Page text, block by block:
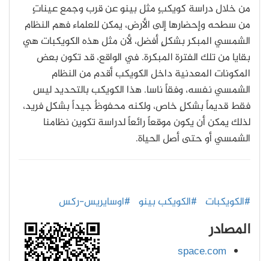
من خلال دراسة كويكبٍ مثل بينو عن قرب وجمع عيناتٍ
من سطحه وإحضارها إلى الأرض، يمكن للعلماء فهم النظام
الشمسي المبكر بشكلٍ أفضل، لأن مثل هذه الكويكبات هي
بقايا من تلك الفترة المبكرة. في الواقع، قد تكون بعض
المكونات المعدنية داخل الكويكب أقدم من النظام
الشمسي نفسه، وفقاً ناسا. هذا الكويكب بالتحديد ليس
فقط قديماً بشكلٍ خاص، ولكنه محفوظٌ جيداً بشكلٍ فريد،
لذلك يمكن أن يكون موقعاً رائعاً لدراسة تكوين نظامنا
الشمسي أو حتى أصل الحياة.
#الكويكبات #الكويكب بينو #اوسايريس-ركس
المصادر
space.com